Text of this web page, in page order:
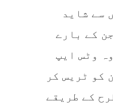
سے شاید
کے بارے
وٹس ایپ
کو ٹریس کر
کے طریقے